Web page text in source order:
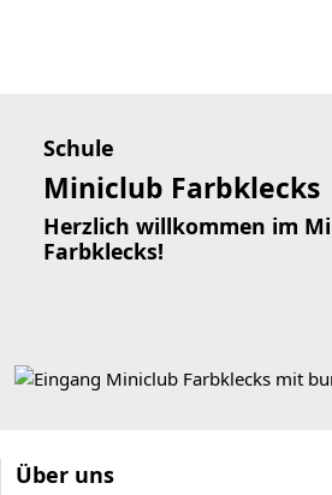
Schule
Miniclub Farbklecks
Herzlich willkommen im
Farbklecks!
Über uns